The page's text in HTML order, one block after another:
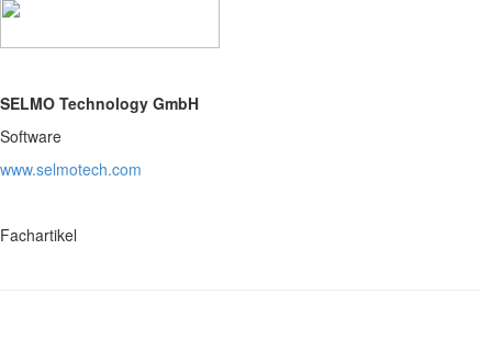
SELMO Technology GmbH
Software
www.selmotech.com
Fachartikel